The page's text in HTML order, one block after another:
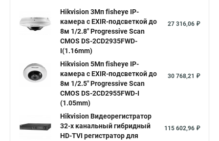
Hikvision купить Hikvision уличная ip камера
Hikvision poe
Hikvision 2 8 mm Hikvision camera Hikvision 2cd1148 i b
Видеонаблюдение Ip видеокамеры
Hikvision 2cd2142fwd
Hikvision ds 2cd1148 hikvision ds 2cd1148 i b
hikvision ds 2cd2042wd i Видеокамера hikvision
Hikvision 3Мп fisheye IP-
камера c EXIR-подсветкой до
8м 1/2.8" Progressive Scan
CMOS DS-2CD2935FWD-
I(1.16mm)
27 316,06 ₽
Hikvision 5Мп fisheye IP-
камера c EXIR-подсветкой до
8м 1/2.5" Progressive Scan
CMOS DS-2CD2955FWD-I
(1.05mm)
30 768,21 ₽
Hikvision Видеорегистратор
32-х канальный гибридный
HD-TVI регистратор для
115 602,96 ₽